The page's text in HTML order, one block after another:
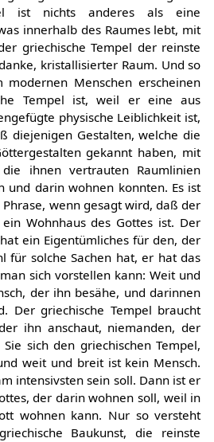
ist nichts anderes als eine
innerhalb des Raumes lebt, mit
griechische Tempel der reinste
kristallisierter Raum. Und so
modernen Menschen erscheinen
Tempel ist, weil er eine aus
physische Leiblichkeit ist,
diejenigen Gestalten, welche die
gekannt haben, mit
ihnen vertrauten Raumlinien
und darin wohnen konnten. Es ist
wenn gesagt wird, daß der
Wohnhaus des Gottes ist. Der
ein Eigentümliches für den, der
für solche Sachen hat, er hat das
sich vorstellen kann: Weit und
der ihn besähe, und darinnen
Der griechische Tempel braucht
ihn anschaut, niemanden, der
sich den griechischen Tempel,
weit und breit ist kein Mensch.
intensivsten sein soll. Dann ist er
der darin wohnen soll, weil in
wohnen kann. Nur so versteht
Baukunst, die reinste